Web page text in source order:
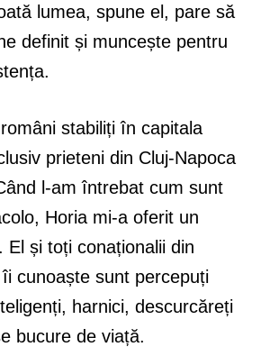
lumea, spune el, pare să
definit și muncește pentru
stabiliți în capitala
prieteni din Cluj-Napoca
l-am întrebat cum sunt
Horia mi-a oferit un
El și toți conaționalii din
cunoaște sunt percepuți
harnici, descurcăreți
bucure de viață.